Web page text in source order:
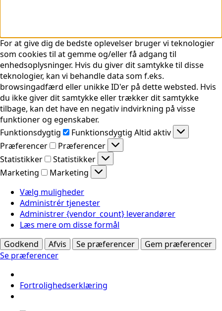
For at give dig de bedste oplevelser bruger vi teknologier
som cookies til at gemme og/eller få adgang til
enhedsoplysninger. Hvis du giver dit samtykke til disse
teknologier, kan vi behandle data som f.eks.
browsingadfærd eller unikke ID'er på dette websted. Hvis
du ikke giver dit samtykke eller trækker dit samtykke
tilbage, kan det have en negativ indvirkning på visse
funktioner og egenskaber.
Funktionsdygtig
Funktionsdygtig Altid aktiv
Præferencer
Præferencer
Statistikker
Statistikker
Marketing
Marketing
Vælg muligheder
Administrér tjenester
Administrer {vendor_count} leverandører
Læs mere om disse formål
Godkend
Afvis Se præferencer
Gem præferencer
Se præferencer
Fortrolighedserklæring